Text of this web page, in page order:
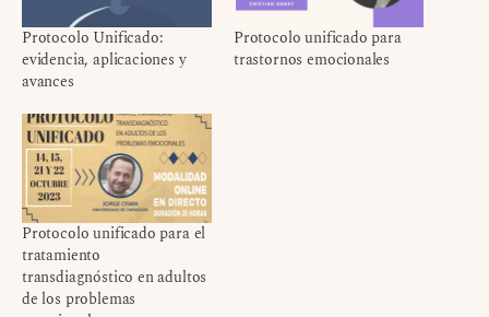
Protocolo Unificado:
evidencia, aplicaciones y
avances
Protocolo unificado para
trastornos emocionales
Protocolo unificado para el
tratamiento
transdiagnóstico en adultos
de los problemas